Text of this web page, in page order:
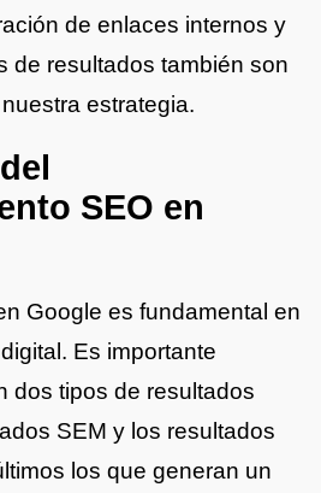
de enlaces internos y
de resultados también son
estrategia.
SEO en
Google es fundamental en
Es importante
dos tipos de resultados
SEM y los resultados
los que generan un